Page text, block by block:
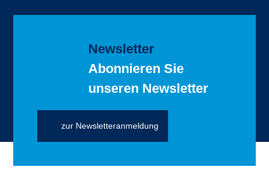
Newsletter
Abonnieren Sie
unseren Newsletter
zur Newsletteranmeldung